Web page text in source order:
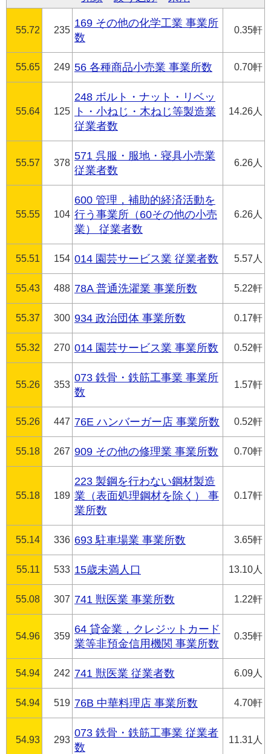
55.72 235
169 その他の化学工業 事業所
数
0.35軒
55.65 249 56 各種商品小売業 事業所数 0.70軒
55.64 125
248 ボルト・ナット・リベッ
ト・小ねじ・木ねじ等製造業
従業者数
14.26人
55.57 378
571 呉服・服地・寝具小売業
従業者数
6.26人
55.55 104
600 管理，補助的経済活動を
行う事業所（60その他の小売
業） 従業者数
6.26人
55.51 154 014 園芸サービス業 従業者数 5.57人
55.43 488 78A 普通洗濯業 事業所数 5.22軒
55.37 300 934 政治団体 事業所数 0.17軒
55.32 270 014 園芸サービス業 事業所数 0.52軒
55.26 353
073 鉄骨・鉄筋工事業 事業所
数
1.57軒
55.26 447 76E ハンバーガー店 事業所数 0.52軒
55.18 267 909 その他の修理業 事業所数 0.70軒
55.18 189
223 製鋼を行わない鋼材製造
業（表面処理鋼材を除く） 事
業所数
0.17軒
55.14 336 693 駐車場業 事業所数 3.65軒
55.11 533 15歳未満人口 13.10人
55.08 307 741 獣医業 事業所数 1.22軒
54.96 359
64 貸金業，クレジットカード
業等非預金信用機関 事業所数
0.35軒
54.94 242 741 獣医業 従業者数 6.09人
54.94 519 76B 中華料理店 事業所数 4.70軒
54.93 293
073 鉄骨・鉄筋工事業 従業者
数
11.31人